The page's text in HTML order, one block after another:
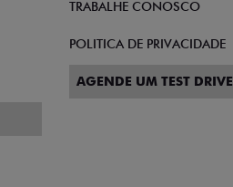
TRABALHE CONOSCO
POLITICA DE PRIVACIDADE
AGENDE UM TEST DRIVE